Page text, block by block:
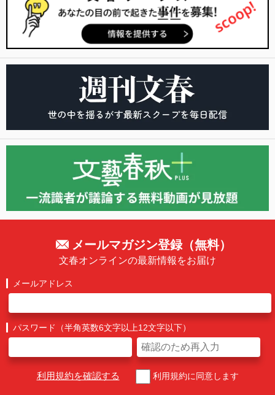
メールマガジン登録（無料）
文春オンラインの最新情報をお届け
メールアドレス
パスワード（半角英数6文字以上12文字以下）
利用規約を確認する 利用規約に同意します